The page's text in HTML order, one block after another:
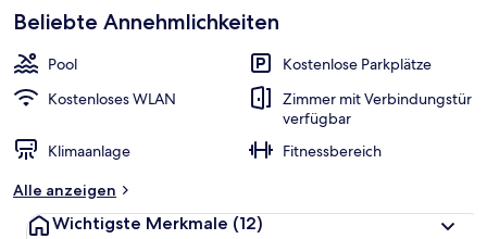
beliebt
b
r
Beliebte Annehmlichkeiten
Pool
Kostenlose Parkplätze
Kostenloses WLAN
Zimmer mit Verbindungstür
verfügbar
Klimaanlage
Fitnessbereich
Alle anzeigen
Wichtigste Merkmale (12)